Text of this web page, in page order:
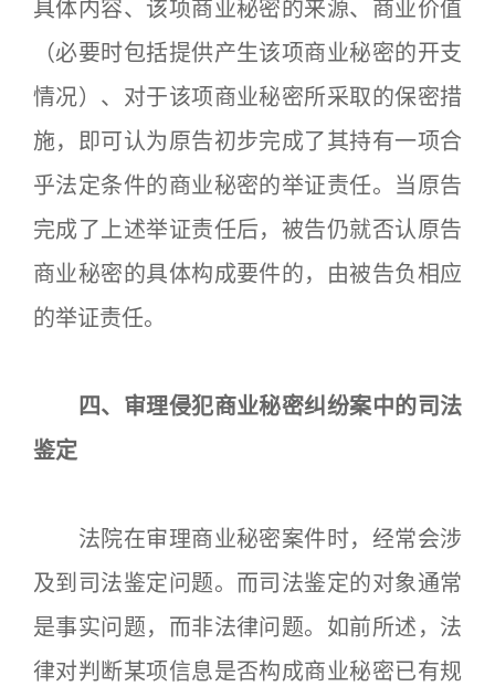
具体内容、该项商业秘密的来源、商业价值
（必要时包括提供产生该项商业秘密的开支
情况）、对于该项商业秘密所采取的保密措
施，即可认为原告初步完成了其持有一项合
乎法定条件的商业秘密的举证责任。当原告
完成了上述举证责任后，被告仍就否认原告
商业秘密的具体构成要件的，由被告负相应
的举证责任。
四、审理侵犯商业秘密纠纷案中的司法
鉴定
法院在审理商业秘密案件时，经常会涉
及到司法鉴定问题。而司法鉴定的对象通常
是事实问题，而非法律问题。如前所述，法
律对判断某项信息是否构成商业秘密已有规